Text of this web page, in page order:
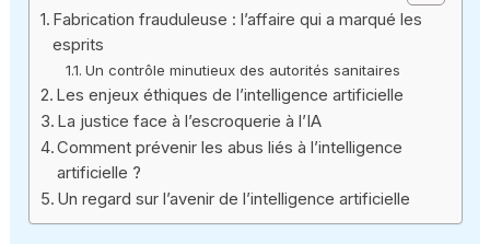
Fabrication frauduleuse : l’affaire qui a marqué les
esprits
Un contrôle minutieux des autorités sanitaires
Les enjeux éthiques de l’intelligence artificielle
La justice face à l’escroquerie à l’IA
Comment prévenir les abus liés à l’intelligence
artificielle ?
Un regard sur l’avenir de l’intelligence artificielle